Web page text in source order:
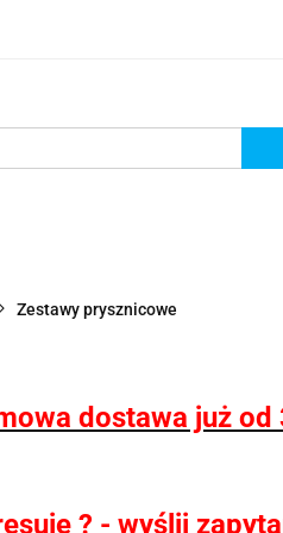
Zestawy prysznicowe
dostawa już od
? - wyślij